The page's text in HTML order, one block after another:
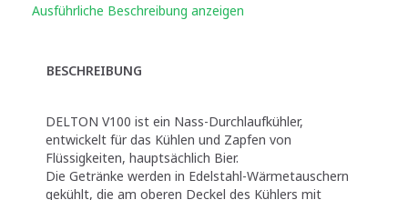
Ausführliche Beschreibung anzeigen
BESCHREIBUNG
DELTON V100 ist ein Nass-Durchlaufkühler,
entwickelt für das Kühlen und Zapfen von
Flüssigkeiten, hauptsächlich Bier.
Die Getränke werden in Edelstahl-Wärmetauschern
gekühlt, die am oberen Deckel des Kühlers mit